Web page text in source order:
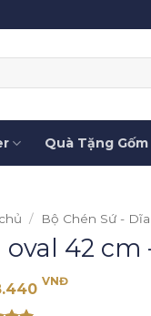
Quà Tặng
/ Bộ Chén Sứ - Dĩa
oval 42
VNĐ